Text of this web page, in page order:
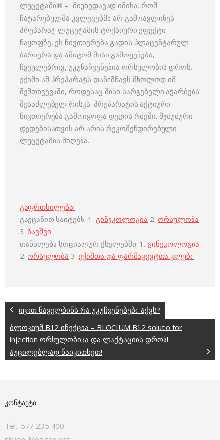
ლუცეტამი® – მიუხედავად იმისა, რომ
ჩატარებულმა კვლევებმა არ გამოავლინეს
პრეპარატ ლუცეტამის ტოქსიური ეფექტი
ნაყოფზე, ეს ნივთიერება გადის პლაცენტარულ
ბარიერს და ამიტომ მისი გამოყენება,
ჩვეულებრივ, უკუნაჩვენებია ორსულობის დროს.
ექიმი ამ პრეპარატს დანიშნავს მხოლოდ იმ
შემთხვევაში, როდესაც მისი სარგებელი აჭარბებს
შესაძლებელ რისკს. პრეპარატის აქტიური
ნივთიერება გამოიყოფა დედის რძეში. მეძუძური
დედებისათვის არ არის რეკომენდირებული
ლუცეტამის მიღება.
გაფრთხილება!
გაეცანით საიტებს: 1. გინეკოლოგია 2. ორსულობა
3. ბავშვი
თანხლება სოციალურ ქსელებში: 1. გინეკოლოგია
2. ორსულობა 3. ექიმთა და ფარმაცევტთა კლუბი
იცით ნაველბინს რა უკუჩვენებები აქვს?
ბლოკიუმ B12 ინექცია – BLOCIUM B12 solutio for
injection ორსულობისა და ლაქტაციის დროს!
აუცილებლად წაიკითხეთ!
ᲙᲝᲜᲢᲐᲥᲢᲘ
Tel.: 577 235 400